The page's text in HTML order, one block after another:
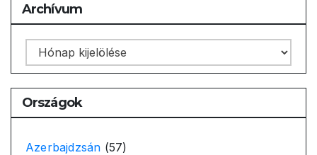
Archívum
Archívum
Országok
Azerbajdzsán (57)